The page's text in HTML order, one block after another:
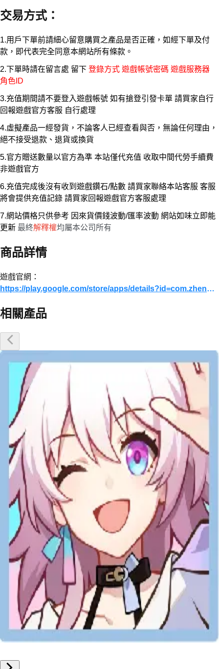
交易方式：
1.用戶下單前請細心留意購買之產品是否正確，如經下單及付
款，即代表完全同意本網站所有條款。
2.下單時請在留言處 留下 登錄方式 遊戲帳號密碼 遊戲服務器
角色ID
3.充值期間請不要登入遊戲帳號 如有搶登引發卡單 請買家自行
回報遊戲官方客服 自行處理
4.虛擬產品一經發貨，不論客人已經查看與否，無論任何理由，
絕不接受退款、退貨或換貨
5.官方贈送數量以官方為準 本站僅代充值 收取中間代勞手續費
非遊戲官方
6.充值完成後沒有收到遊戲鑽石/點數 請買家聯絡本站客服 客服
將會提供充值記錄 請買家回報遊戲官方客服處理
7.網站價格只供參考 因來貨價錢波動/匯率波動 網站如味立即能
更新 最終解釋權均屬本公司所有
商品詳情
遊戲官網：
https://play.google.com/store/apps/details?id=com.zhenhunft.leshad&hl=zh
相關產品
手機遊戲
崩壞星穹鐵道 儲值